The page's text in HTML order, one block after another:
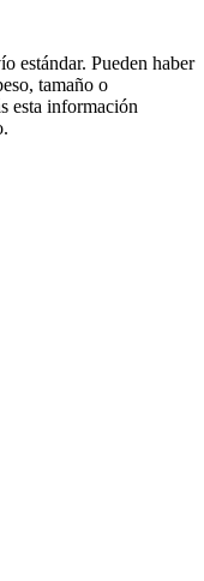
estándar. Pueden haber
tamaño o
esta información